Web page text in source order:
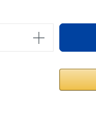
Anzahl: